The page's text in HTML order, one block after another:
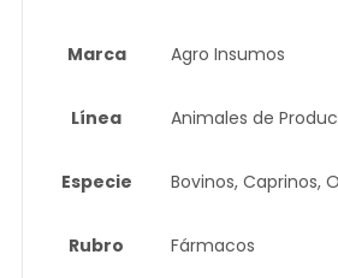
Marca Agro Insumos
Línea Animales de
Especie Bovinos, Caprinos,
Rubro Fármacos